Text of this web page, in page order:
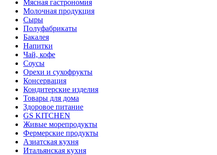
Мясная гастрономия
Молочная продукция
Сыры
Полуфабрикаты
Бакалея
Напитки
Чай, кофе
Соусы
Орехи и сухофрукты
Консервация
Кондитерские изделия
Товары для дома
Здоровое питание
GS KITCHEN
Живые морепродукты
Фермерские продукты
Азиатская кухня
Итальянская кухня